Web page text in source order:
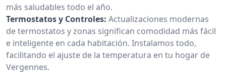
más saludables todo el año.
Termostatos y Controles: Actualizaciones modernas
de termostatos y zonas significan comodidad más fácil
e inteligente en cada habitación. Instalamos todo,
facilitando el ajuste de la temperatura en tu hogar de
Vergennes.